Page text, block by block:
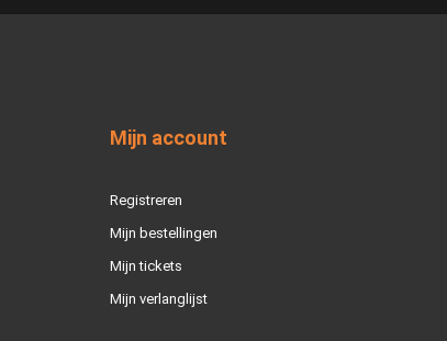
Mijn account
Registreren
Mijn bestellingen
Mijn tickets
Mijn verlanglijst